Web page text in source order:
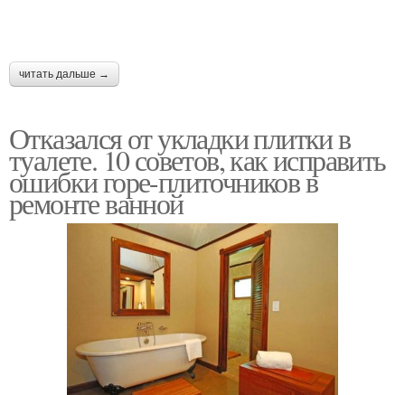
читать дальше →
Отказался от укладки плитки в
туалете. 10 советов, как исправить
ошибки горе-плиточников в
ремонте ванной